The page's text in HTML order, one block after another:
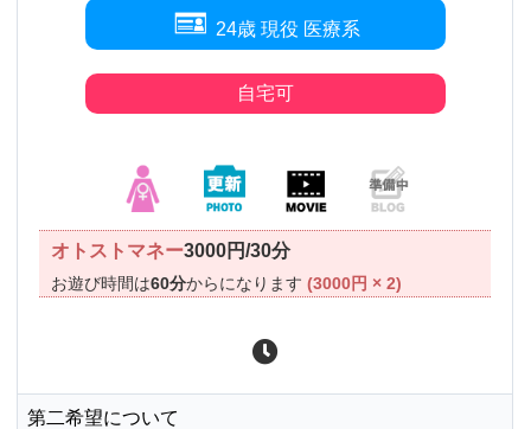
24歳 現役 医療系
自宅可
オトストマネー3000円/30分
お遊び時間は60分からになります(3000円 × 2)
第二希望について